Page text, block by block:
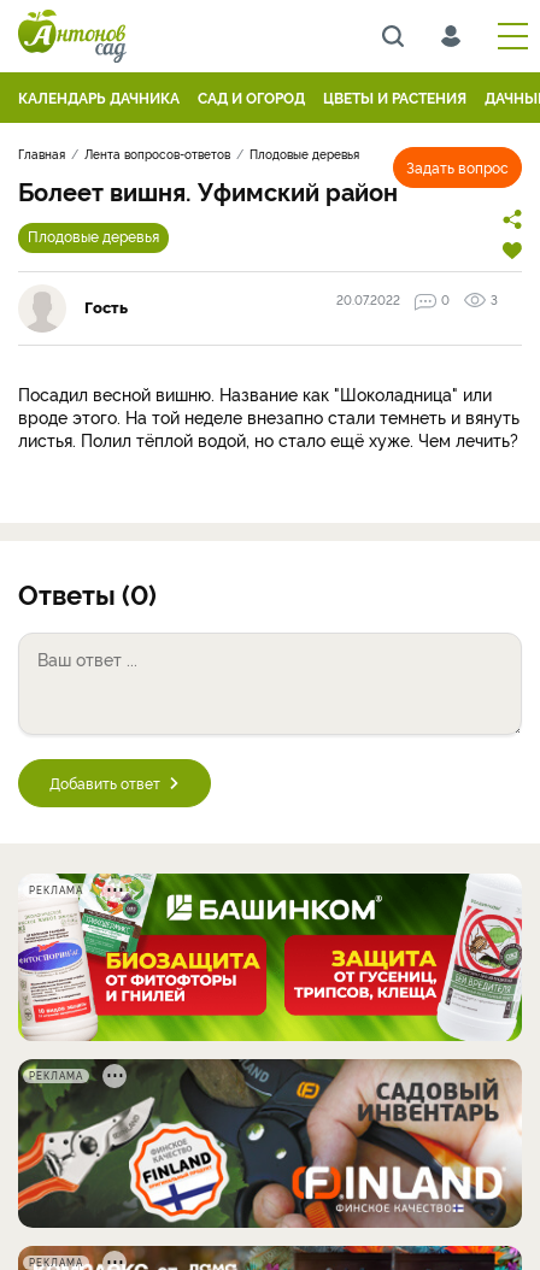
КАЛЕНДАРЬ ДАЧНИКА САД И ОГОРОД ЦВЕТЫ И РАСТЕНИЯ
Задать вопрос
Главная Лента вопросов-ответов Плодовые деревья
Болеет вишня. Уфимский район
Плодовые деревья
Гость 20.07.2022 0 3
Посадил весной вишню. Название как "Шоколадница" или
вроде этого. На той неделе внезапно стали темнеть и вянуть
листья. Полил тёплой водой, но стало ещё хуже. Чем лечить?
Ответы (0)
Добавить ответ
РЕКЛАМА
РЕКЛАМА
РЕКЛАМА